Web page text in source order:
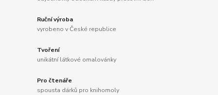
Ruční výroba
vyrobeno v České republice
Tvoření
unikátní látkové omalovánky
Pro čtenáře
spousta dárků pro knihomoly